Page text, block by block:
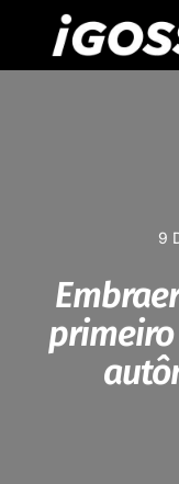
9